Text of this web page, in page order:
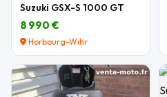
Suzuki GSX-S 1000 GT
8 990 €
Horbourg-Wihr